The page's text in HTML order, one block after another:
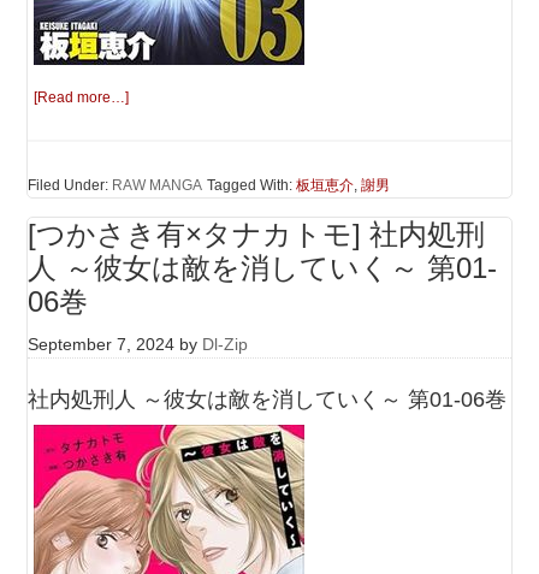
[Read more…]
Filed Under: RAW MANGA Tagged With:板垣恵介,謝男
[つかさき有×タナカトモ] 社内処刑
人 ～彼女は敵を消していく～ 第01-
06巻
September 7, 2024 by Dl-Zip
社内処刑人 ～彼女は敵を消していく～ 第01-06巻